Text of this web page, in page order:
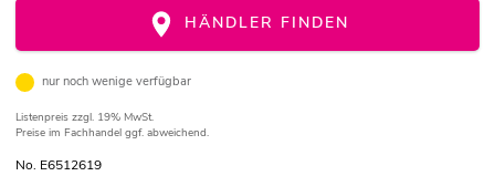
HÄNDLER FINDEN
nur noch wenige verfügbar
Listenpreis zzgl. 19% MwSt.
Preise im Fachhandel ggf. abweichend.
No. E6512619